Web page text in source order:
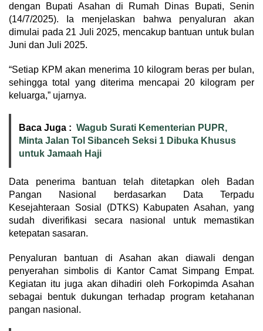
dengan Bupati Asahan di Rumah Dinas Bupati, Senin
(14/7/2025). Ia menjelaskan bahwa penyaluran akan
dimulai pada 21 Juli 2025, mencakup bantuan untuk bulan
Juni dan Juli 2025.
“Setiap KPM akan menerima 10 kilogram beras per bulan,
sehingga total yang diterima mencapai 20 kilogram per
keluarga,” ujarnya.
Baca Juga : Wagub Surati Kementerian PUPR,
Minta Jalan Tol Sibanceh Seksi 1 Dibuka Khusus
untuk Jamaah Haji
Data penerima bantuan telah ditetapkan oleh Badan
Pangan Nasional berdasarkan Data Terpadu
Kesejahteraan Sosial (DTKS) Kabupaten Asahan, yang
sudah diverifikasi secara nasional untuk memastikan
ketepatan sasaran.
Penyaluran bantuan di Asahan akan diawali dengan
penyerahan simbolis di Kantor Camat Simpang Empat.
Kegiatan itu juga akan dihadiri oleh Forkopimda Asahan
sebagai bentuk dukungan terhadap program ketahanan
pangan nasional.